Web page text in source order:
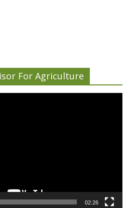
For Agriculture
02:26